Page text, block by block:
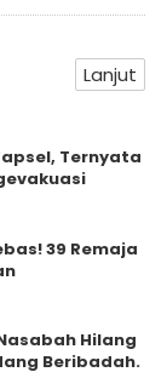
Lanjut
Ternyata
39 Remaja
Hilang
Beribadah.